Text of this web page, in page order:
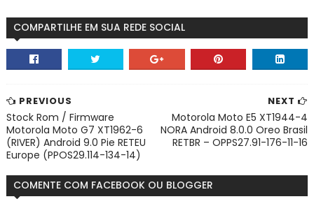
COMPARTILHE EM SUA REDE SOCIAL
NEXT
Motorola Moto E5 XT1944-4
NORA Android 8.0.0 Oreo Brasil
RETBR – OPPS27.91-176-11-16
PREVIOUS
Stock Rom / Firmware
Motorola Moto G7 XT1962-6
(RIVER) Android 9.0 Pie RETEU
Europe (PPOS29.114-134-14)
COMENTE COM FACEBOOK OU BLOGGER